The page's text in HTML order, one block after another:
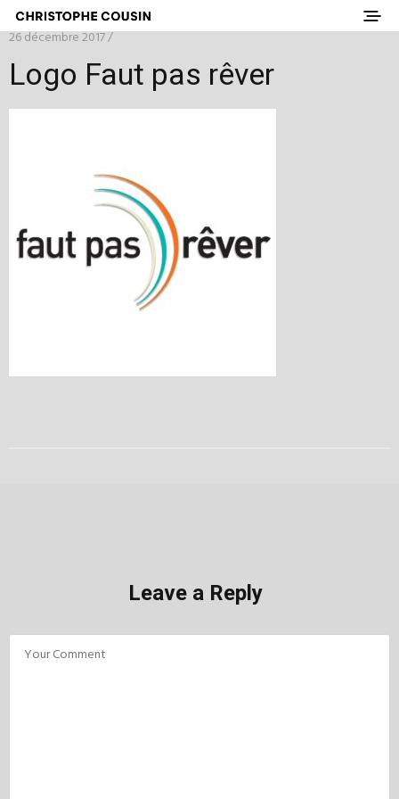
26 décembre 2017 /
Logo Faut pas rêver
Leave a Reply